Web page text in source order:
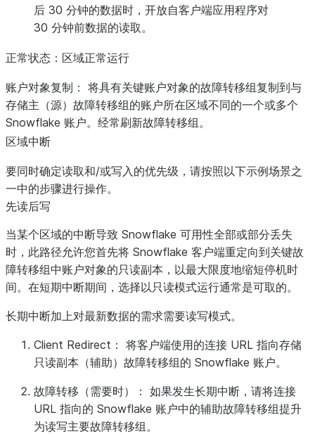
后 30 分钟的数据时，开放自客户端应用程序对
30 分钟前数据的读取。
正常状态：区域正常运行
账户对象复制： 将具有关键账户对象的故障转移组复制到与
存储主（源）故障转移组的账户所在区域不同的一个或多个
Snowflake 账户。经常刷新故障转移组。
区域中断
要同时确定读取和/或写入的优先级，请按照以下示例场景之
一中的步骤进行操作。
先读后写
当某个区域的中断导致 Snowflake 可用性全部或部分丢失
时，此路径允许您首先将 Snowflake 客户端重定向到关键故
障转移组中账户对象的只读副本，以最大限度地缩短停机时
间。在短期中断期间，选择以只读模式运行通常是可取的。
长期中断加上对最新数据的需求需要读写模式。
Client Redirect： 将客户端使用的连接 URL 指向存储
只读副本（辅助）故障转移组的 Snowflake 账户。
故障转移（需要时）： 如果发生长期中断，请将连接
URL 指向的 Snowflake 账户中的辅助故障转移组提升
为读写主要故障转移组。